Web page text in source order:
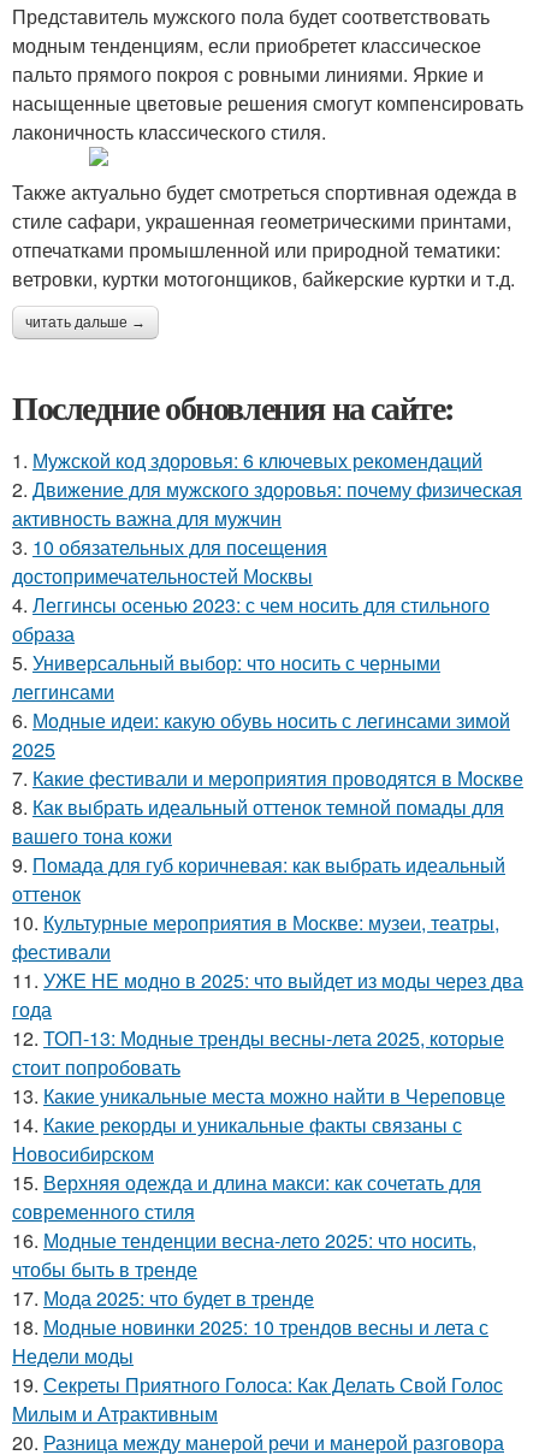
Представитель мужского пола будет соответствовать
модным тенденциям, если приобретет классическое
пальто прямого покроя с ровными линиями. Яркие и
насыщенные цветовые решения смогут компенсировать
лаконичность классического стиля.
Также актуально будет смотреться спортивная одежда в
стиле сафари, украшенная геометрическими принтами,
отпечатками промышленной или природной тематики:
ветровки, куртки мотогонщиков, байкерские куртки и т.д.
читать дальше →
Последние обновления на сайте:
1. Мужской код здоровья: 6 ключевых рекомендаций
2. Движение для мужского здоровья: почему физическая
активность важна для мужчин
3. 10 обязательных для посещения
достопримечательностей Москвы
4. Леггинсы осенью 2023: с чем носить для стильного
образа
5. Универсальный выбор: что носить с черными
леггинсами
6. Модные идеи: какую обувь носить с легинсами зимой
2025
7. Какие фестивали и мероприятия проводятся в Москве
8. Как выбрать идеальный оттенок темной помады для
вашего тона кожи
9. Помада для губ коричневая: как выбрать идеальный
оттенок
10. Культурные мероприятия в Москве: музеи, театры,
фестивали
11. УЖЕ НЕ модно в 2025: что выйдет из моды через два
года
12. ТОП-13: Модные тренды весны-лета 2025, которые
стоит попробовать
13. Какие уникальные места можно найти в Череповце
14. Какие рекорды и уникальные факты связаны с
Новосибирском
15. Верхняя одежда и длина макси: как сочетать для
современного стиля
16. Модные тенденции весна-лето 2025: что носить,
чтобы быть в тренде
17. Мода 2025: что будет в тренде
18. Модные новинки 2025: 10 трендов весны и лета с
Недели моды
19. Секреты Приятного Голоса: Как Делать Свой Голос
Милым и Атрактивным
20. Разница между манерой речи и манерой разговора